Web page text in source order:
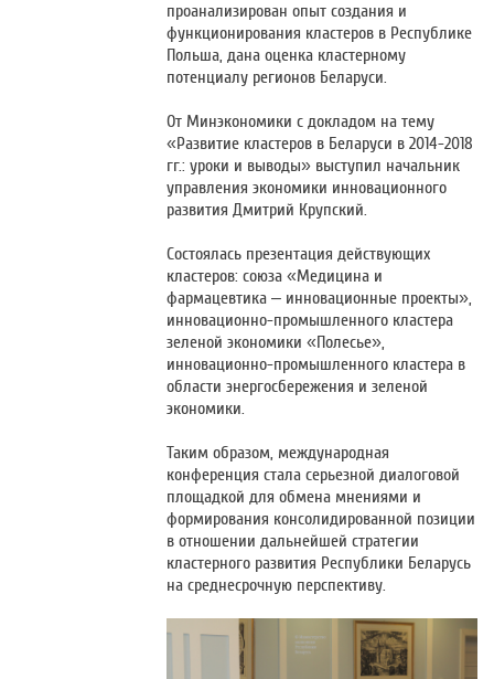
проанализирован опыт создания и
функционирования кластеров в Республике
Польша, дана оценка кластерному
потенциалу регионов Беларуси.
От Минэкономики с докладом на тему
«Развитие кластеров в Беларуси в 2014-2018
гг.: уроки и выводы» выступил начальник
управления экономики инновационного
развития Дмитрий Крупский.
Состоялась презентация действующих
кластеров: союза «Медицина и
фармацевтика – инновационные проекты»,
инновационно-промышленного кластера
зеленой экономики «Полесье»,
инновационно-промышленного кластера в
области энергосбережения и зеленой
экономики.
Таким образом, международная
конференция стала серьезной диалоговой
площадкой для обмена мнениями и
формирования консолидированной позиции
в отношении дальнейшей стратегии
кластерного развития Республики Беларусь
на среднесрочную перспективу.